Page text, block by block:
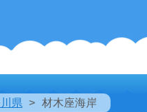
県 材木座海岸